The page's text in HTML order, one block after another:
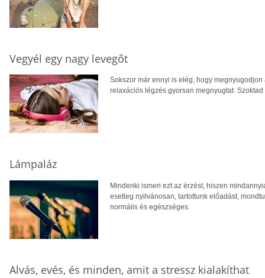
Vegyél egy nagy levegőt
Sokszor már ennyi is elég, hogy
relaxációs légzés gyorsan megnyugtat.
Lámpaláz
Mindenki ismeri ezt az érzést, hiszen
esetleg nyilvánosan, tartottunk előadást,
normális és egészséges.
Alvás, evés, és minden, amit a stressz kialakíthat